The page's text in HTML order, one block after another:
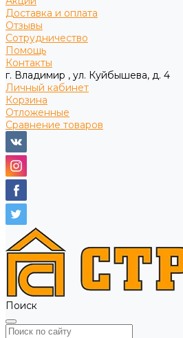
Доставка и оплата
Отзывы
Сотрудничество
Помощь
Контакты
г. Владимир , ул. Куйбышева, д. 4
Личный кабинет
Корзина
Отложенные
Сравнение товаров
Поиск